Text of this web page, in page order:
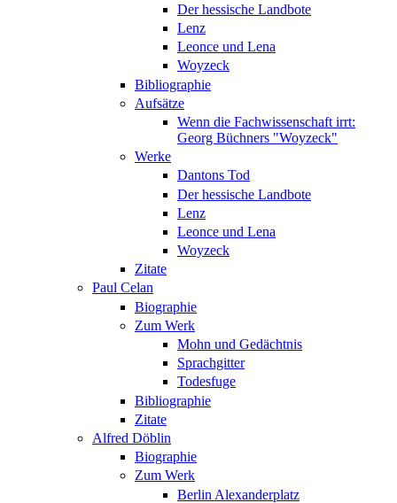
Der hessische Landbote
Lenz
Leonce und Lena
Woyzeck
Bibliographie
Aufsätze
Wenn die Fachwissenschaft irrt:
Georg Büchners "Woyzeck"
Werke
Dantons Tod
Der hessische Landbote
Lenz
Leonce und Lena
Woyzeck
Zitate
Paul Celan
Biographie
Zum Werk
Mohn und Gedächtnis
Sprachgitter
Todesfuge
Bibliographie
Zitate
Alfred Döblin
Biographie
Zum Werk
Berlin Alexanderplatz